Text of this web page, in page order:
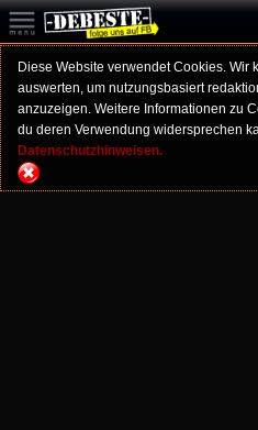
Diese Website verwendet Cookies. Wir
auswerten, um nutzungsbasiert
anzuzeigen. Weitere Informationen zu
du deren Verwendung widersprechen
Datenschutzhinweisen.